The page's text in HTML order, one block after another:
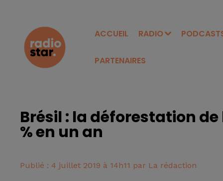
ACCUEIL RADIO
PARTENAIRES
Brésil : la déforestation
% en un an
Publié : 4 juillet 2019 à 14h11 par La rédaction